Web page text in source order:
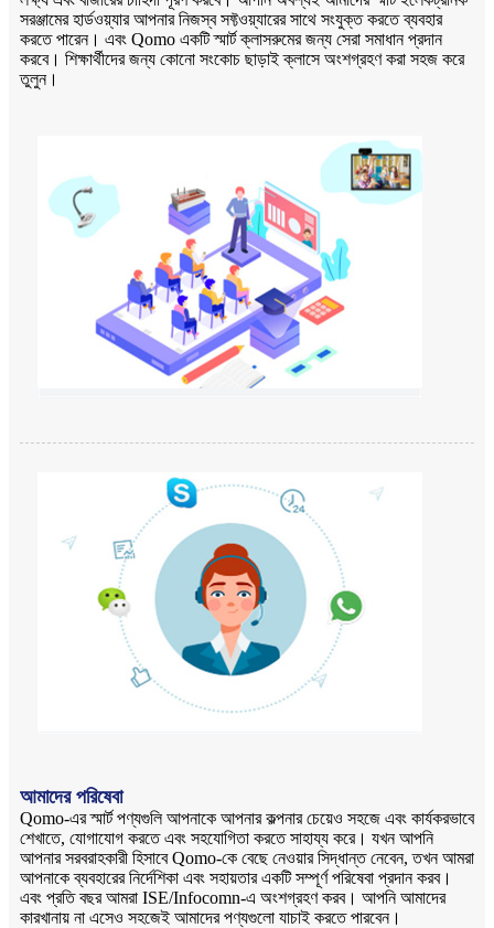
সরঞ্জামের হার্ডওয়্যার আপনার নিজস্ব সফ্টওয়্যারের সাথে সংযুক্ত করতে ব্যবহার
করতে পারেন। এবং Qomo একটি স্মার্ট ক্লাসরুমের জন্য সেরা সমাধান প্রদান
করবে। শিক্ষার্থীদের জন্য কোনো সংকোচ ছাড়াই ক্লাসে অংশগ্রহণ করা সহজ করে
তুলুন।
আমাদের পরিষেবা
Qomo-এর স্মার্ট পণ্যগুলি আপনাকে আপনার কল্পনার চেয়েও সহজে এবং কার্যকরভাবে
শেখাতে, যোগাযোগ করতে এবং সহযোগিতা করতে সাহায্য করে। যখন আপনি
আপনার সরবরাহকারী হিসাবে Qomo-কে বেছে নেওয়ার সিদ্ধান্ত নেবেন, তখন আমরা
আপনাকে ব্যবহারের নির্দেশিকা এবং সহায়তার একটি সম্পূর্ণ পরিষেবা প্রদান করব।
এবং প্রতি বছর আমরা ISE/Infocomn-এ অংশগ্রহণ করব। আপনি আমাদের
কারখানায় না এসেও সহজেই আমাদের পণ্যগুলো যাচাই করতে পারবেন।